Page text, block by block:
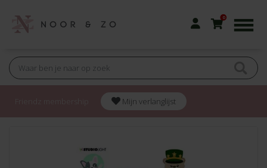
0
Mijn verlanglijst